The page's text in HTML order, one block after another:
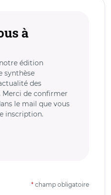
à
édition
synthèse
des
Merci de confirmer
le mail que vous
inscription.
* champ obligatoire